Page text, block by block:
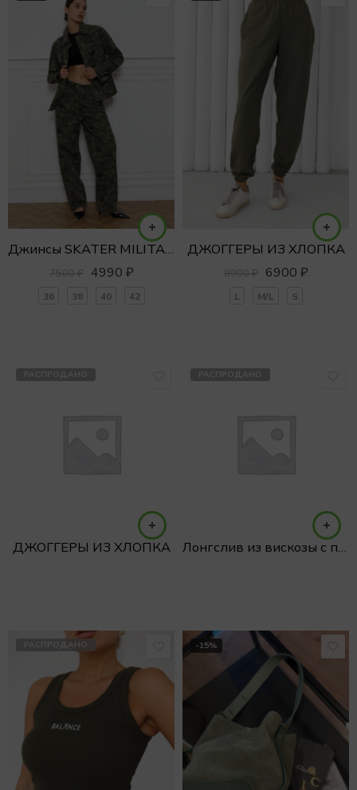
Джинсы SKATER MILITARY
7500₽ 4990 ₽
36 38 40 42
ДЖОГГЕРЫ ИЗ ХЛОПКА
9900₽ 6900 ₽
L M/L S
РАСПРОДАНО
ДЖОГГЕРЫ ИЗ ХЛОПКА
РАСПРОДАНО
Лонгслив из вискозы с пуговками на рукавах
РАСПРОДАНО -15%